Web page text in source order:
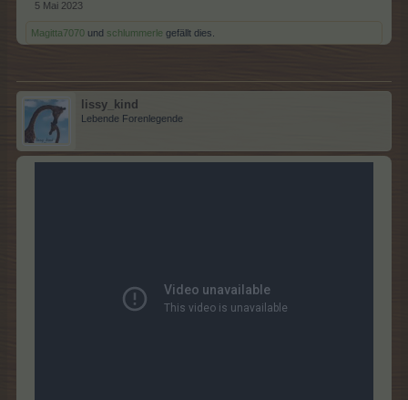
5 Mai 2023
Magitta7070 und schlummerle gefällt dies.
lissy_kind
Lebende Forenlegende